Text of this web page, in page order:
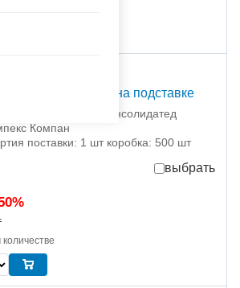
ЦИФРА 3 50" Silver на подставке
5928 Дженерал Консолидатед
Компан
поставки: 1 шт коробка: 500 шт
выбрать